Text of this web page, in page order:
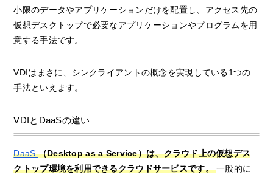
小限のデータやアプリケーションだけを配置し、アクセス先の
仮想デスクトップで必要なアプリケーションやプログラムを用
意する手法です。
VDIはまさに、シンクライアントの概念を実現している1つの
手法といえます。
VDIとDaaSの違い
DaaS（Desktop as a Service）は、クラウド上の仮想デス
クトップ環境を利用できるクラウドサービスです。一般的に